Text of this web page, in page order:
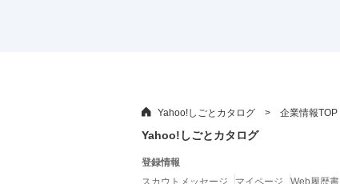
Yahoo!しごとカタログ
企業情報TOP
Yahoo!しごとカタログ
登録情報
スカウトメッセージ
マイページ Web履歴書